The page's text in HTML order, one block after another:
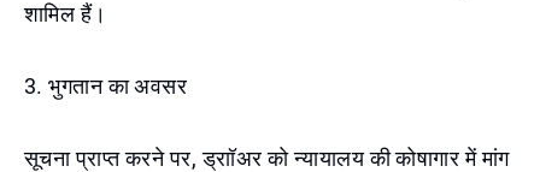
शामिल हैं।
3. भुगतान का अवसर
सूचना प्राप्त करने पर, ड्राॉअर को न्यायालय की कोषागार में मांग